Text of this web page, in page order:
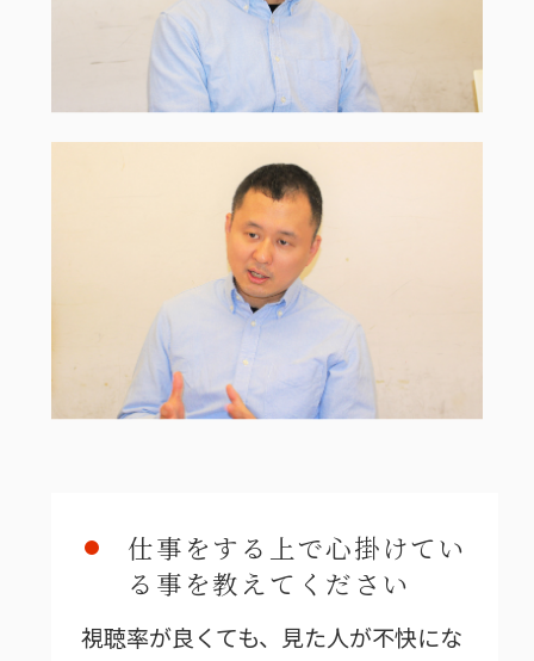
仕事をする上で心掛けてい
る事を教えてください
視聴率が良くても、見た人が不快にな